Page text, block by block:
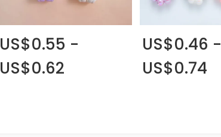
US$0.55 -
US$0.62
US$0.46 -
US$0.74